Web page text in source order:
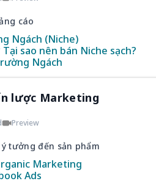
cáo
Ngách (Niche)
Tại sao nên bán Niche sạch?
Ngách
lược Marketing
Preview
tưởng đến sản phẩm
Marketing
Ads